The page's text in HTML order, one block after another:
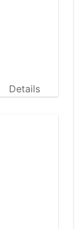
Details